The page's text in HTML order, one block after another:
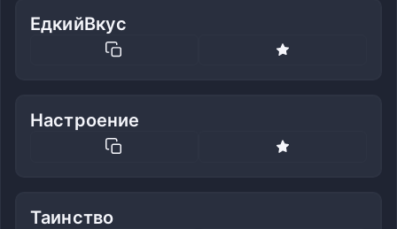
ЕдкийВкус
Настроение
Таинство